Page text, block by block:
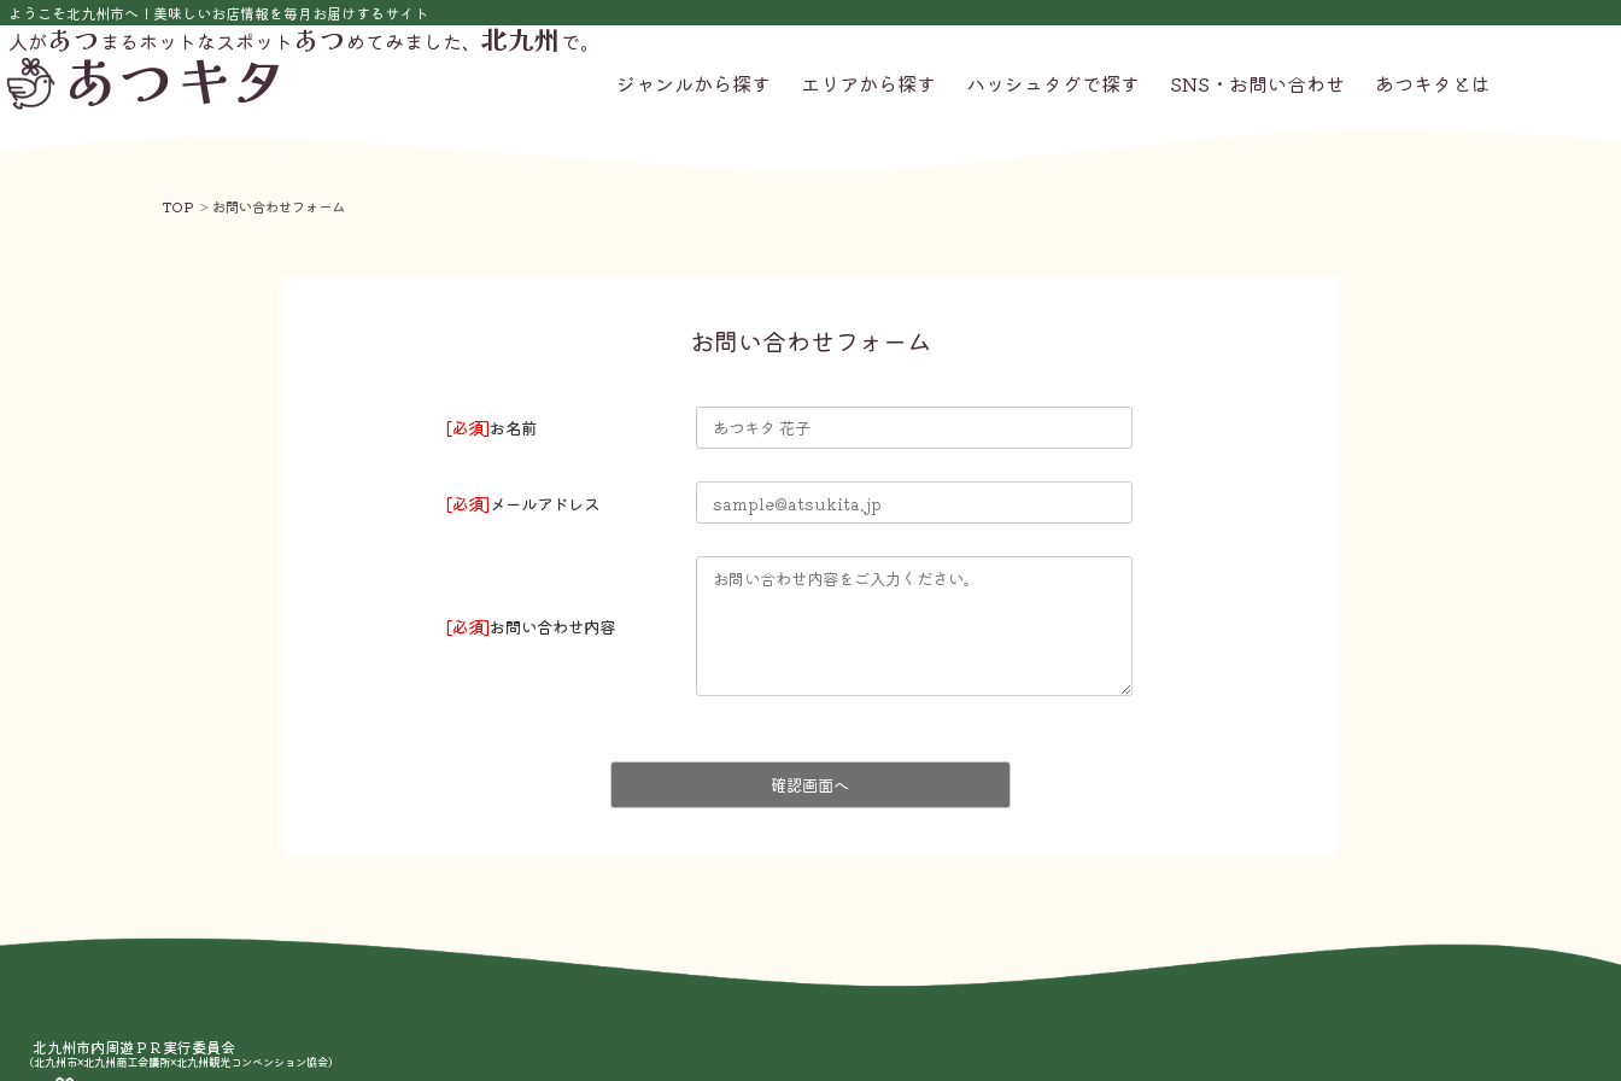
ようこそ北九州市へ！美味しいお店情報を毎月お届けするサイト
人があつまるホットなスポットあつめてみました、 北九州で。
あつキタ ジャンルから探す エリアから探す ハッシュタグで探す SNS・お問い合わせ あつキタとは
TOP お問い合わせフォーム
お問い合わせフォーム
[必須]お名前
[必須] メールアドレス
[必須]お問い合わせ内容
北九州市内周遊ＰＲ実行委員会
（北九州市×北九州商工会議所×北九州観光コンベンション協会）